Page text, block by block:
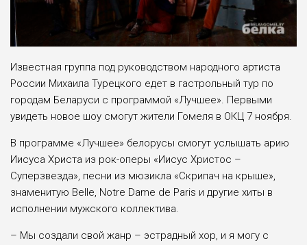
Известная группа под руководством народного артиста
России Михаила Турецкого едет в гастрольный тур по
городам Беларуси с программой «Лучшее». Первыми
увидеть новое шоу смогут жители Гомеля в ОКЦ 7 ноября.
В программе «Лучшее» белорусы смогут услышать арию
Иисуса Христа из рок-оперы «Иисус Христос –
Суперзвезда», песни из мюзикла «Скрипач на крыше»,
знаменитую Belle, Notre Dame de Paris и другие хиты в
исполнении мужского коллектива.
– Мы создали свой жанр – эстрадный хор, и я могу с